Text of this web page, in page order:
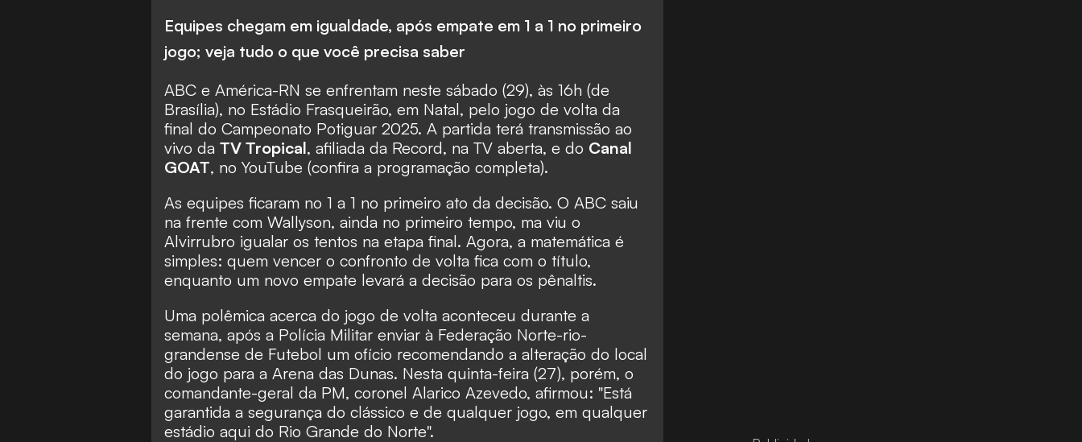
Equipes chegam em igualdade, após empate em 1 a 1 no primeiro
jogo; veja tudo o que você precisa saber
ABC e América-RN se enfrentam neste sábado (29), às 16h (de
Brasília), no Estádio Frasqueirão, em Natal, pelo jogo de volta da
final do Campeonato Potiguar 2025. A partida terá transmissão ao
vivo da TV Tropical, afiliada da Record, na TV aberta, e do Canal
GOAT, no YouTube (confira a programação completa).
As equipes ficaram no 1 a 1 no primeiro ato da decisão. O ABC saiu
na frente com Wallyson, ainda no primeiro tempo, ma viu o
Alvirrubro igualar os tentos na etapa final. Agora, a matemática é
simples: quem vencer o confronto de volta fica com o título,
enquanto um novo empate levará a decisão para os pênaltis.
Uma polêmica acerca do jogo de volta aconteceu durante a
semana, após a Polícia Militar enviar à Federação Norte-rio-
grandense de Futebol um ofício recomendando a alteração do local
do jogo para a Arena das Dunas. Nesta quinta-feira (27), porém, o
comandante-geral da PM, coronel Alarico Azevedo, afirmou: "Está
garantida a segurança do clássico e de qualquer jogo, em qualquer
estádio aqui do Rio Grande do Norte".